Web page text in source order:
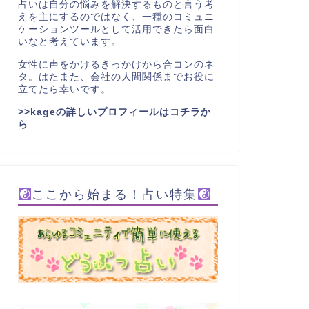
占いは自分の悩みを解決するものと言う考
えを主にするのではなく、一種のコミュニ
ケーションツールとして活用できたら面白
いなと考えています。
女性に声をかけるきっかけから合コンのネ
タ。はたまた、会社の人間関係までお役に
立てたら幸いです。
>>kageの詳しいプロフィールはコチラか
ら
ここから始まる！占い特集